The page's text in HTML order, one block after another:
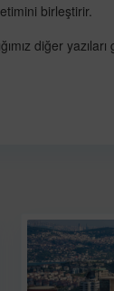
birleştirir.
diğer yazıları